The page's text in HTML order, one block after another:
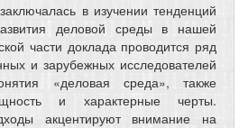
в изучении тенденций
деловой среды в нашей
части доклада проводится ряд
и зарубежных исследователей
«деловая среда», также
и характерные черты.
акцентируют внимание на